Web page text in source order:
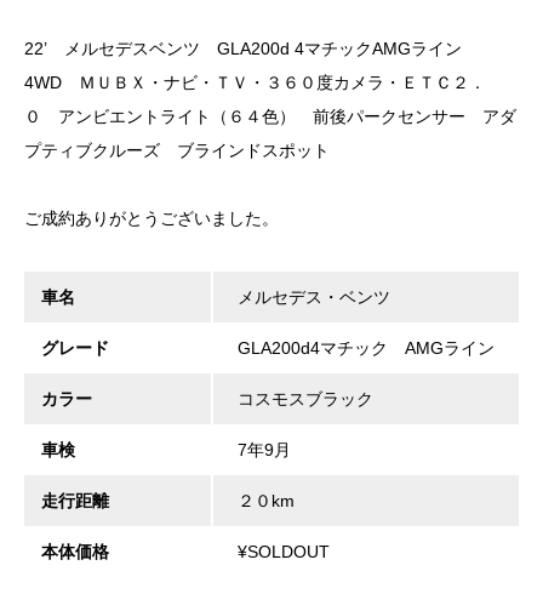
22’ メルセデスベンツ GLA200d 4マチックAMGライン
4WD ＭＵＢＸ・ナビ・ＴＶ・３６０度カメラ・ＥＴＣ２．
０ アンビエントライト（６４色） 前後パークセンサー アダ
プティブクルーズ ブラインドスポット
ご成約ありがとうございました。
車名 メルセデス・ベンツ
グレード GLA200d4マチック AMGライン
カラー コスモスブラック
車検 7年9月
走行距離 ２０km
本体価格 ¥SOLDOUT